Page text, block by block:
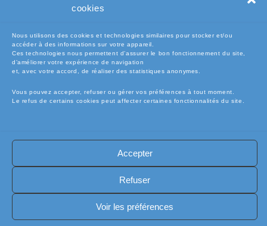
cookies
Nous utilisons des cookies et technologies similaires pour stocker et/ou
accéder à des informations sur votre appareil.
Ces technologies nous permettent d’assurer le bon fonctionnement du site,
d’améliorer votre expérience de navigation
et, avec votre accord, de réaliser des statistiques anonymes.
Vous pouvez accepter, refuser ou gérer vos préférences à tout moment.
Le refus de certains cookies peut affecter certaines fonctionnalités du site.
Accepter
Refuser
Voir les préférences
🧾Conditions Générales de Vente (CGV)
🧾 Mentions légales
🔐 Politique de confidentialité
🔐 Exercer mes droits RGPD
🍪 Politique de cookies (UE)
📦Livraisons et retours
🛡️ Assurance casse / perte
Copyright [electro-pieces-occase.fr]